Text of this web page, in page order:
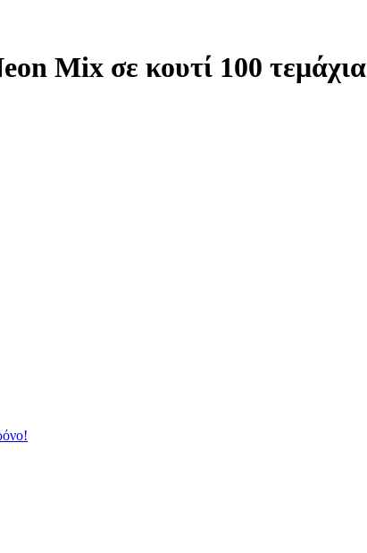
Mix σε κουτί 100 τεμάχια